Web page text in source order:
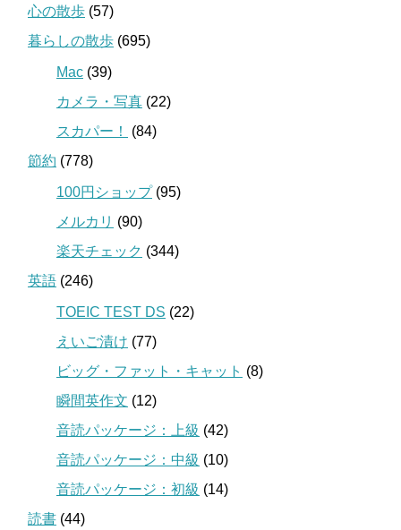
心の散歩 (57)
暮らしの散歩 (695)
Mac (39)
カメラ・写真 (22)
スカパー！
(84)
節約 (778)
100円ショップ(95)
メルカリ (90)
楽天チェック (344)
英語 (246)
TOEIC TEST DS (22)
えいご漬け (77)
ビッグ・ファット・キャット (8)
瞬間英作文 (12)
音読パッケージ：上級 (42)
音読パッケージ：中級 (10)
音読パッケージ：初級 (14)
読書 (44)